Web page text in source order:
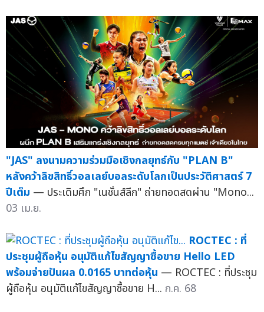
"JAS" ลงนามความร่วมมือเชิงกลยุทธ์กับ "PLAN B"
หลังคว้าลิขสิทธิ์วอลเลย์บอลระดับโลกเป็นประวัติศาสตร์ 7
ปีเต็ม — ประเดิมศึก "เนชั่นส์ลีก" ถ่ายทอดสดผ่าน "Mono...
03 เม.ย.
ROCTEC : ที่
ประชุมผู้ถือหุ้น อนุมัติแก้ไขสัญญาซื้อขาย Hello LED
พร้อมจ่ายปันผล 0.0165 บาทต่อหุ้น — ROCTEC : ที่ประชุม
ผู้ถือหุ้น อนุมัติแก้ไขสัญญาซื้อขาย H... ก.ค. 68